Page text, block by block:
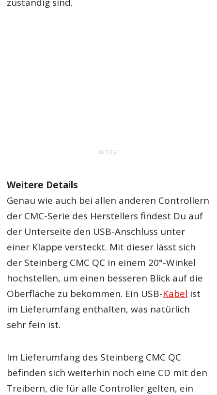
ANZEIGE
Weitere Details
Genau wie auch bei allen anderen Controllern
der CMC-Serie des Herstellers findest Du auf
der Unterseite den USB-Anschluss unter
einer Klappe versteckt. Mit dieser lässt sich
der Steinberg CMC QC in einem 20°-Winkel
hochstellen, um einen besseren Blick auf die
Oberfläche zu bekommen. Ein USB-Kabel ist
im Lieferumfang enthalten, was natürlich
sehr fein ist.
Im Lieferumfang des Steinberg CMC QC
befinden sich weiterhin noch eine CD mit den
Treibern, die für alle Controller gelten, ein